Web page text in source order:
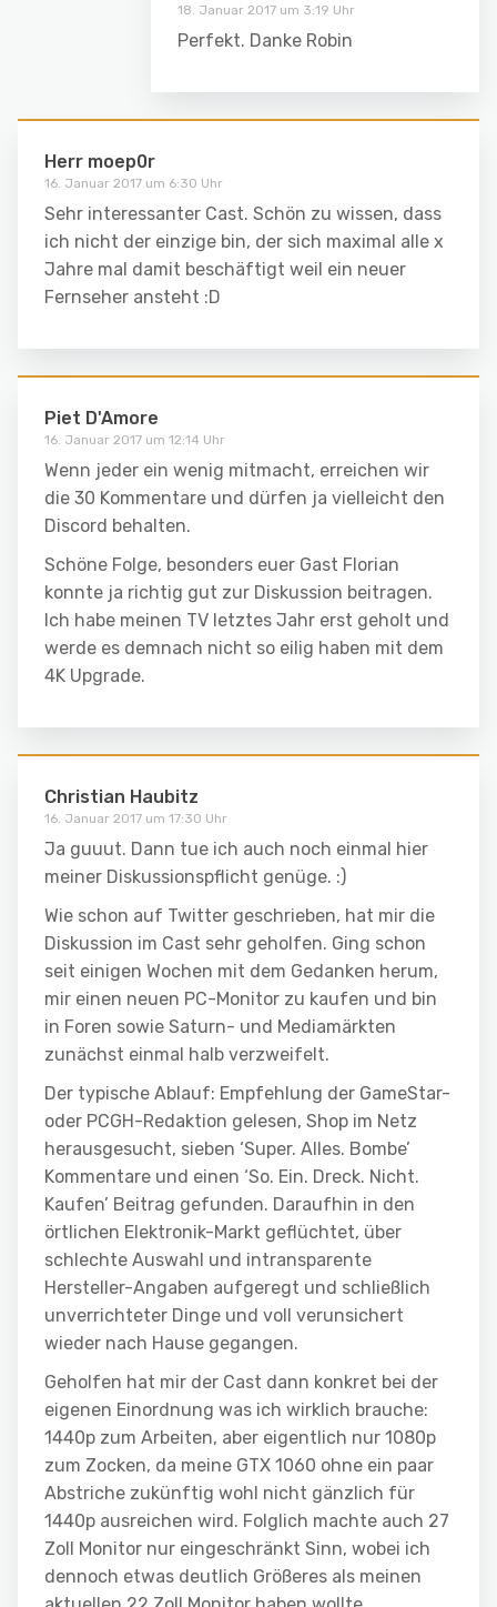
18. Januar 2017 um 3:19 Uhr
Perfekt. Danke Robin
Herr moep0r
16. Januar 2017 um 6:30 Uhr
Sehr interessanter Cast. Schön zu wissen, dass
ich nicht der einzige bin, der sich maximal alle x
Jahre mal damit beschäftigt weil ein neuer
Fernseher ansteht :D
Piet D'Amore
16. Januar 2017 um 12:14 Uhr
Wenn jeder ein wenig mitmacht, erreichen wir
die 30 Kommentare und dürfen ja vielleicht den
Discord behalten.
Schöne Folge, besonders euer Gast Florian
konnte ja richtig gut zur Diskussion beitragen.
Ich habe meinen TV letztes Jahr erst geholt und
werde es demnach nicht so eilig haben mit dem
4K Upgrade.
Christian Haubitz
16. Januar 2017 um 17:30 Uhr
Ja guuut. Dann tue ich auch noch einmal hier
meiner Diskussionspflicht genüge. :)
Wie schon auf Twitter geschrieben, hat mir die
Diskussion im Cast sehr geholfen. Ging schon
seit einigen Wochen mit dem Gedanken herum,
mir einen neuen PC-Monitor zu kaufen und bin
in Foren sowie Saturn- und Mediamärkten
zunächst einmal halb verzweifelt.
Der typische Ablauf: Empfehlung der GameStar-
oder PCGH-Redaktion gelesen, Shop im Netz
herausgesucht, sieben ‘Super. Alles. Bombe’
Kommentare und einen ‘So. Ein. Dreck. Nicht.
Kaufen’ Beitrag gefunden. Daraufhin in den
örtlichen Elektronik-Markt geflüchtet, über
schlechte Auswahl und intransparente
Hersteller-Angaben aufgeregt und schließlich
unverrichteter Dinge und voll verunsichert
wieder nach Hause gegangen.
Geholfen hat mir der Cast dann konkret bei der
eigenen Einordnung was ich wirklich brauche:
1440p zum Arbeiten, aber eigentlich nur 1080p
zum Zocken, da meine GTX 1060 ohne ein paar
Abstriche zukünftig wohl nicht gänzlich für
1440p ausreichen wird. Folglich machte auch 27
Zoll Monitor nur eingeschränkt Sinn, wobei ich
dennoch etwas deutlich Größeres als meinen